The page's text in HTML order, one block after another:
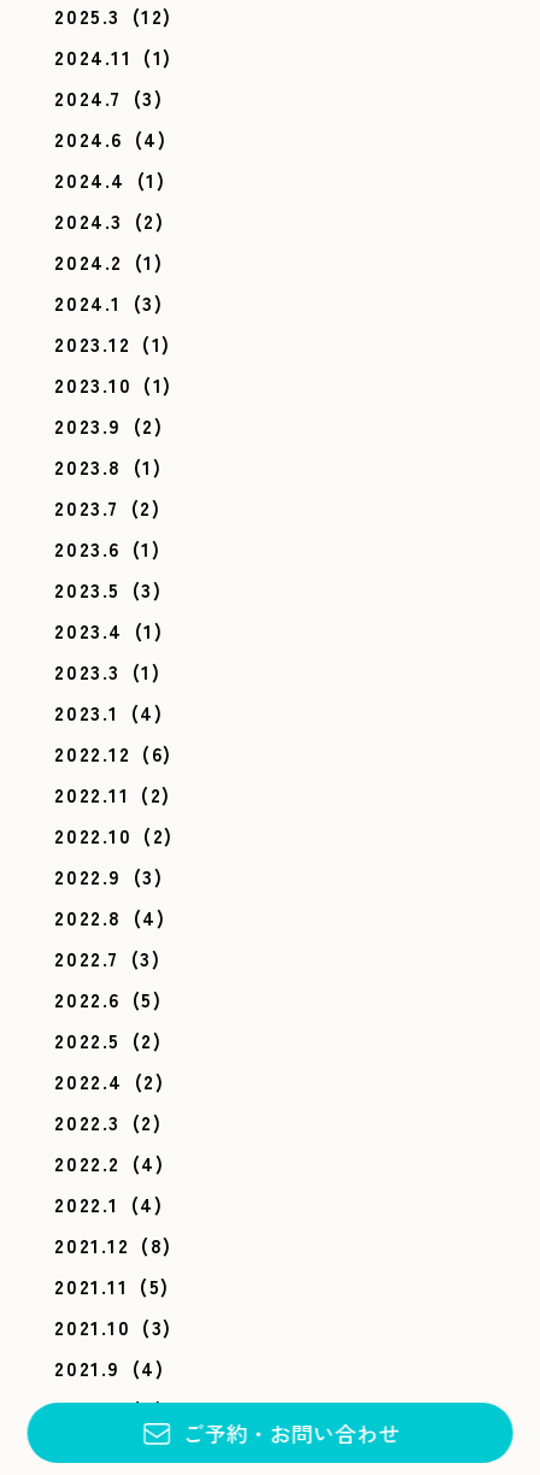
2025.3 (12)
2024.11 (1)
2024.7 (3)
2024.6 (4)
2024.4 (1)
2024.3 (2)
2024.2 (1)
2024.1
(3)
2023.12 (1)
2023.10 (1)
2023.9 (2)
2023.8 (1)
2023.7 (2)
2023.6 (1)
2023.5 (3)
2023.4 (1)
2023.3 (1)
2023.1
(4)
2022.12 (6)
2022.11 (2)
2022.10 (2)
2022.9 (3)
2022.8 (4)
2022.7 (3)
2022.6 (5)
2022.5 (2)
2022.4 (2)
2022.3 (2)
2022.2 (4)
2022.1
(4)
2021.12 (8)
2021.11 (5)
2021.10 (3)
2021.9 (4)
2021.8(4)
(9)
ご予約 ・ お問い合わせ